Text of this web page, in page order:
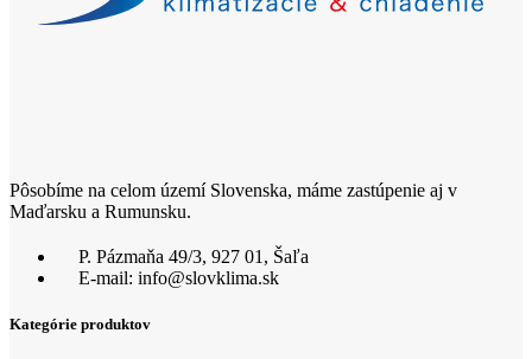
Pôsobíme na celom území Slovenska, máme zastúpenie aj v
Maďarsku a Rumunsku.
P. Pázmaňa 49/3, 927 01, Šaľa
E-mail: info@slovklima.sk
Kategórie produktov